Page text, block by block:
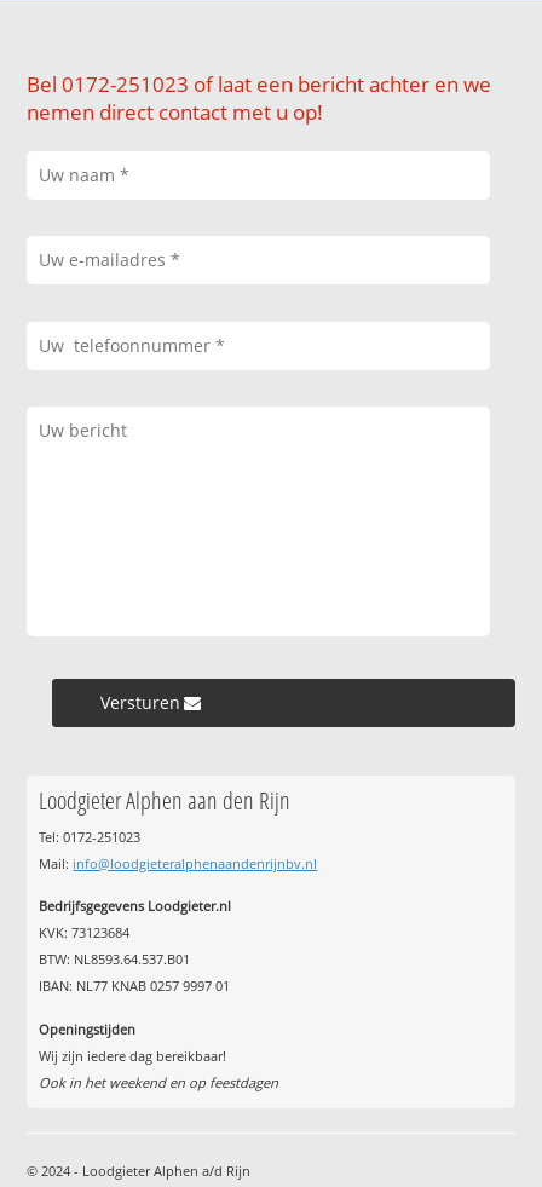
Bel 0172-251023 of laat een bericht achter en we
nemen direct contact met u op!
Versturen »
Loodgieter Alphen aan den Rijn
Tel: 0172-251023
Mail: info@loodgieteralphenaandenrijnbv.nl
Bedrijfsgegevens Loodgieter.nl
KVK: 73123684
BTW: NL8593.64.537.B01
IBAN: NL77 KNAB 0257 9997 01
Openingstijden
Wij zijn iedere dag bereikbaar!
Ook in het weekend en op feestdagen
© 2024 - Loodgieter Alphen a/d Rijn